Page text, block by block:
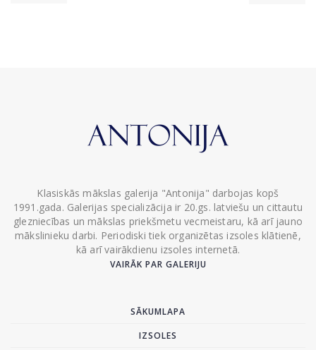
Klasiskās mākslas galerija "Antonija" darbojas kopš
1991.gada. Galerijas specializācija ir 20.gs. latviešu un cittautu
glezniecības un mākslas priekšmetu vecmeistaru, kā arī jauno
mākslinieku darbi. Periodiski tiek organizētas izsoles klātienē,
kā arī vairākdienu izsoles internetā.
VAIRĀK PAR GALERIJU
SĀKUMLAPA
IZSOLES